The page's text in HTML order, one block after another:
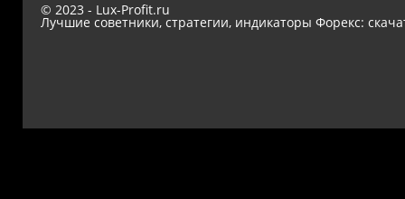
© 2023 - Lux-Profit.ru
Лучшие советники, стратегии, индикаторы Форекс: